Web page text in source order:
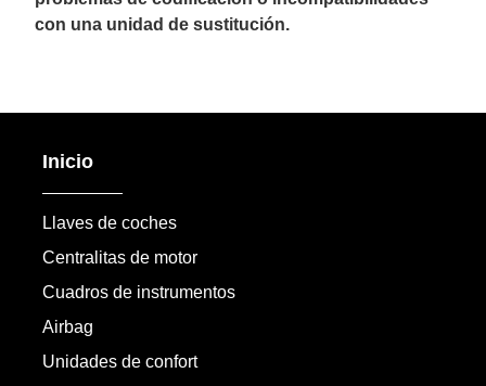
con una unidad de sustitución.
Inicio
Llaves de coches
Centralitas de motor
Cuadros de instrumentos
Airbag
Unidades de confort